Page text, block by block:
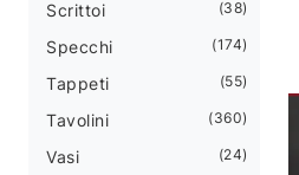
Scrittoi 38
Specchi 174
Tappeti 55
Tavolini 360
Vasi 24